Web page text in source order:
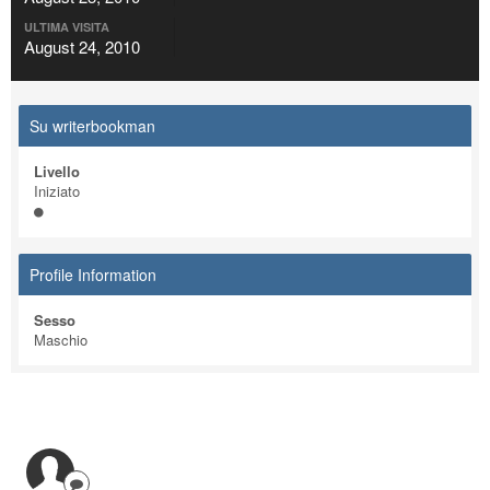
ULTIMA VISITA
August 24, 2010
Su writerbookman
Livello
Iniziato
Profile Information
Sesso
Maschio